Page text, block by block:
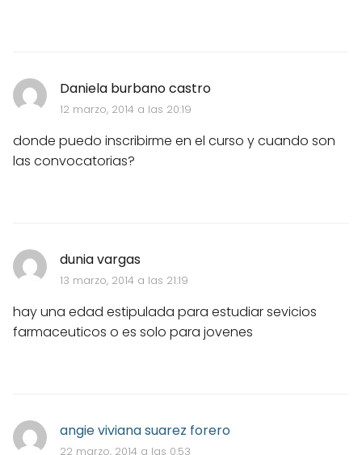
Daniela burbano castro
12 marzo, 2014 a las 20:19
donde puedo inscribirme en el curso y cuando son
las convocatorias?
dunia vargas
13 marzo, 2014 a las 21:19
hay una edad estipulada para estudiar sevicios
farmaceuticos o es solo para jovenes
angie viviana suarez forero
22 marzo, 2014 a las 0:53